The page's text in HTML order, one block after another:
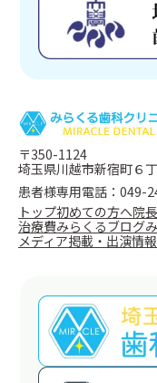
〒350-1124
埼玉県川越市新宿町６
患者様専用電話：049-
トップ初めての方へ院
治療費みらくるブログ
メディア掲載・出演情報